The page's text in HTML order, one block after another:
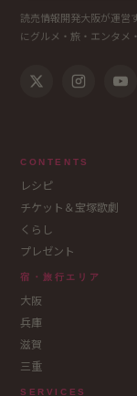
読売情報開発大阪が運営
にグルメ・旅・エンタメ
CONTENTS
レシピ
チケット＆宝塚歌劇
くらし
プレゼント
宿・旅行エリア
大阪
兵庫
滋賀
三重
SERVICES